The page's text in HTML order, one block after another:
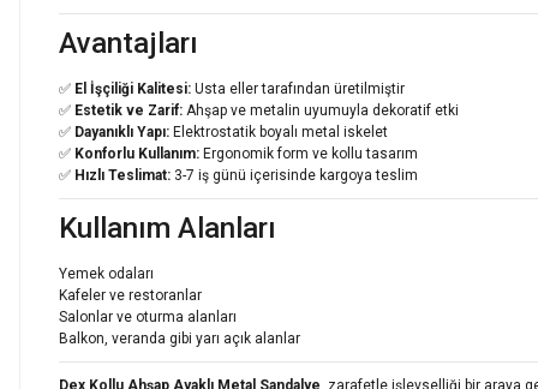
Avantajları
✅ El İşçiliği Kalitesi: Usta eller tarafından üretilmiştir
✅ Estetik ve Zarif: Ahşap ve metalin uyumuyla dekoratif etki
✅ Dayanıklı Yapı: Elektrostatik boyalı metal iskelet
✅ Konforlu Kullanım: Ergonomik form ve kollu tasarım
✅ Hızlı Teslimat: 3-7 iş günü içerisinde kargoya teslim
Kullanım Alanları
Yemek odaları
Kafeler ve restoranlar
Salonlar ve oturma alanları
Balkon, veranda gibi yarı açık alanlar
Dex Kollu Ahşap Ayaklı Metal Sandalye, zarafetle işlevselliği bir araya